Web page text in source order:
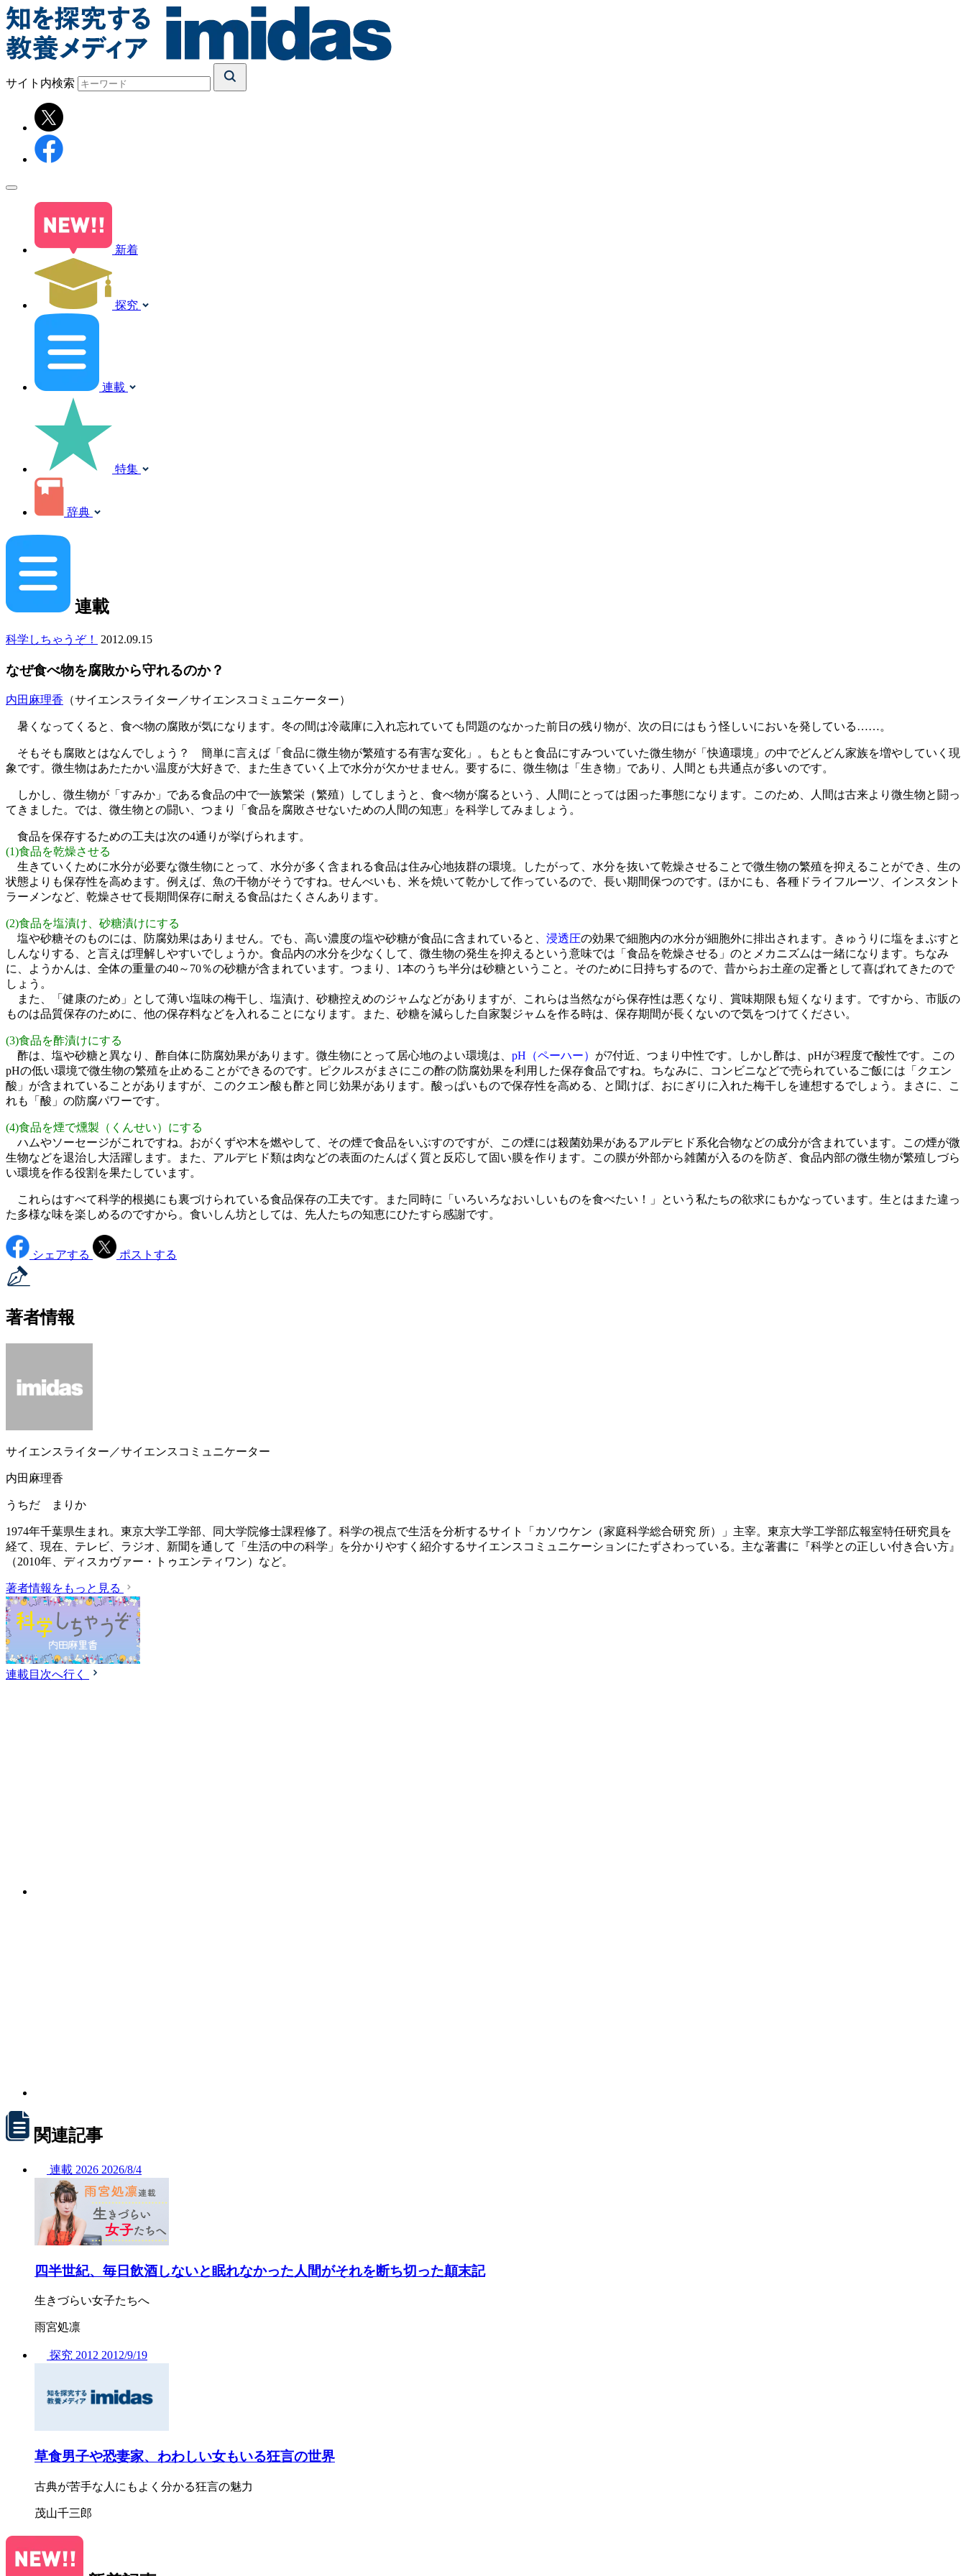
サイト内検索
新着
探究
連載
特集
辞典
連載
科学しちゃうぞ！ 2012.09.15
なぜ食べ物を腐敗から守れるのか？
内田麻理香 （サイエンスライター／サイエンスコミュニケーター）
暑くなってくると、食べ物の腐敗が気になります。冬の間は冷蔵庫に入れ忘れていても問題のなかった前日の残り物が、次の日にはもう怪しいにおいを発している……。
そもそも腐敗とはなんでしょう？ 簡単に言えば「食品に微生物が繁殖する有害な変化」。もともと食品にすみついていた微生物が「快適環境」の中でどんどん家族を増やしていく現
象です。微生物はあたたかい温度が大好きで、また生きていく上で水分が欠かせません。要するに、微生物は「生き物」であり、人間とも共通点が多いのです。
しかし、微生物が「すみか」である食品の中で一族繁栄（繁殖）してしまうと、食べ物が腐るという、人間にとっては困った事態になります。このため、人間は古来より微生物と闘っ
てきました。では、微生物との闘い、つまり「食品を腐敗させないための人間の知恵」を科学してみましょう。
食品を保存するための工夫は次の4通りが挙げられます。
(1)食品を乾燥させる
生きていくために水分が必要な微生物にとって、水分が多く含まれる食品は住み心地抜群の環境。したがって、水分を抜いて乾燥させることで微生物の繁殖を抑えることができ、生の
状態よりも保存性を高めます。例えば、魚の干物がそうですね。せんべいも、米を焼いて乾かして作っているので、長い期間保つのです。ほかにも、各種ドライフルーツ、インスタント
ラーメンなど、乾燥させて長期間保存に耐える食品はたくさんあります。
(2)食品を塩漬け、砂糖漬けにする
塩や砂糖そのものには、防腐効果はありません。でも、高い濃度の塩や砂糖が食品に含まれていると、 浸透圧の効果で細胞内の水分が細胞外に排出されます。きゅうりに塩をまぶすと
しんなりする、と言えば理解しやすいでしょうか。食品内の水分を少なくして、微生物の発生を抑えるという意味では「食品を乾燥させる」のとメカニズムは一緒になります。ちなみ
に、ようかんは、全体の重量の40～70％の砂糖が含まれています。つまり、1本のうち半分は砂糖ということ。そのために日持ちするので、昔からお土産の定番として喜ばれてきたので
しょう。
また、「健康のため」として薄い塩味の梅干し、塩漬け、砂糖控えめのジャムなどがありますが、これらは当然ながら保存性は悪くなり、賞味期限も短くなります。ですから、市販の
ものは品質保存のために、他の保存料などを入れることになります。また、砂糖を減らした自家製ジャムを作る時は、保存期間が長くないので気をつけてください。
(3)食品を酢漬けにする
酢は、塩や砂糖と異なり、酢自体に防腐効果があります。微生物にとって居心地のよい環境は、 pH（ペーハー） が7付近、つまり中性です。しかし酢は、pHが3程度で酸性です。この
pHの低い環境で微生物の繁殖を止めることができるのです。ピクルスがまさにこの酢の防腐効果を利用した保存食品ですね。ちなみに、コンビニなどで売られているご飯には「クエン
酸」が含まれていることがありますが、このクエン酸も酢と同じ効果があります。酸っぱいもので保存性を高める、と聞けば、おにぎりに入れた梅干しを連想するでしょう。まさに、こ
れも「酸」の防腐パワーです。
(4)食品を煙で燻製（くんせい）にする
ハムやソーセージがこれですね。おがくずや木を燃やして、その煙で食品をいぶすのですが、この煙には殺菌効果があるアルデヒド系化合物などの成分が含まれています。この煙が微
生物などを退治し大活躍します。また、アルデヒド類は肉などの表面のたんぱく質と反応して固い膜を作ります。この膜が外部から雑菌が入るのを防ぎ、食品内部の微生物が繁殖しづら
い環境を作る役割を果たしています。
これらはすべて科学的根拠にも裏づけられている食品保存の工夫です。また同時に「いろいろなおいしいものを食べたい！」という私たちの欲求にもかなっています。生とはまた違っ
た多様な味を楽しめるのですから。食いしん坊としては、先人たちの知恵にひたすら感謝です。
シェアする ポストする
著者情報
サイエンスライター／サイエンスコミュニケーター
内田麻理香
うちだ まりか
1974年千葉県生まれ。東京大学工学部、同大学院修士課程修了。科学の視点で生活を分析するサイト「カソウケン（家庭科学総合研究 所）」主宰。東京大学工学部広報室特任研究員を
経て、現在、テレビ、ラジオ、新聞を通して「生活の中の科学」を分かりやすく紹介するサイエンスコミュニケーションにたずさわっている。主な著書に『科学との正しい付き合い方』
（2010年、ディスカヴァー・トゥエンティワン）など。
著者情報をもっと見る
連載目次へ行く
関連記事
連載 2026 2026/8/4
四半世紀、毎日飲酒しないと眠れなかった人間がそれを断ち切った顛末記
生きづらい女子たちへ
雨宮処凛
探究 2012 2012/9/19
草食男子や恐妻家、わわしい女もいる狂言の世界
古典が苦手な人にもよく分かる狂言の魅力
茂山千三郎